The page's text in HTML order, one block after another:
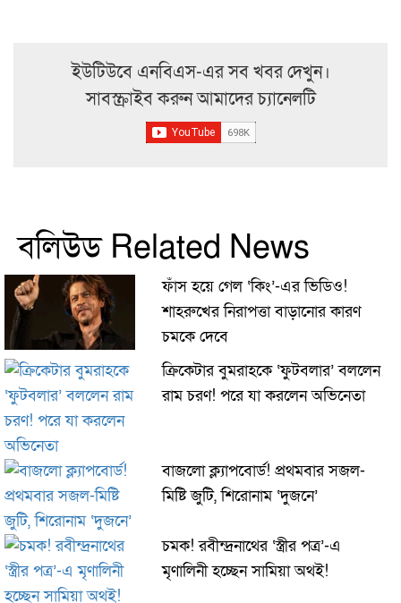
ইউটিউবে এনবিএস-এর সব খবর দেখুন।
সাবস্ক্রাইব করুন আমাদের চ্যানেলটি
বলিউড Related News
ফাঁস হয়ে গেল ‘কিং’-এর ভিডিও!
শাহরুখের নিরাপত্তা বাড়ানোর কারণ
চমকে দেবে
ক্রিকেটার বুমরাহকে ‘ফুটবলার’ বললেন
রাম চরণ! পরে যা করলেন অভিনেতা
বাজলো ক্ল্যাপবোর্ড! প্রথমবার সজল-
মিষ্টি জুটি, শিরোনাম ‘দুজনে’
চমক! রবীন্দ্রনাথের ‘স্ত্রীর পত্র’-এ
মৃণালিনী হচ্ছেন সামিয়া অথই!